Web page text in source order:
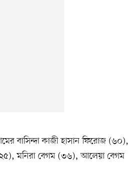
বাসিন্দা কাজী হাসান ফিরোজ (৬০),
মনিরা বেগম (৩৬), আলেয়া বেগম